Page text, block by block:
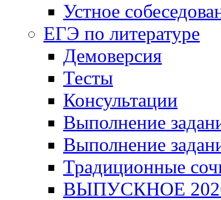
Устное
ЕГЭ по литературе
Демоверсия
Тесты
Консультации
Выполнение
Выполнение
Традиционные
ВЫПУСКНОЕ